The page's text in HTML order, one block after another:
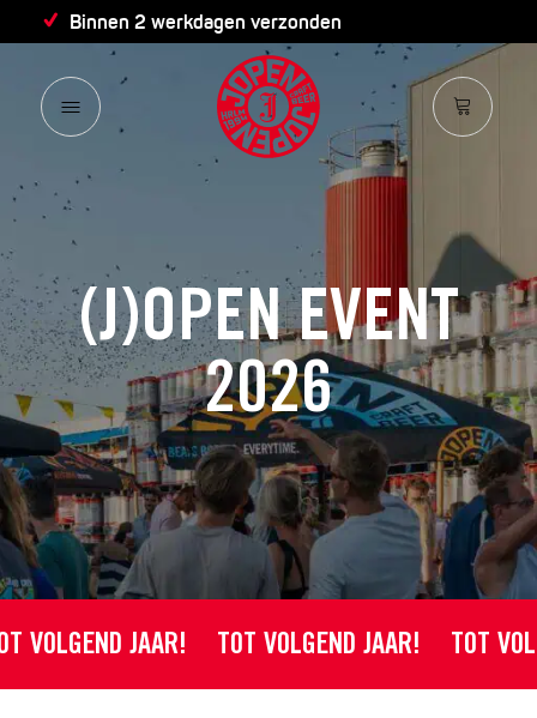
Binnen 2 werkdagen verzonden
(J)OPEN EVENT
2026
JAAR! TOT VOLGEND JAAR! TOT